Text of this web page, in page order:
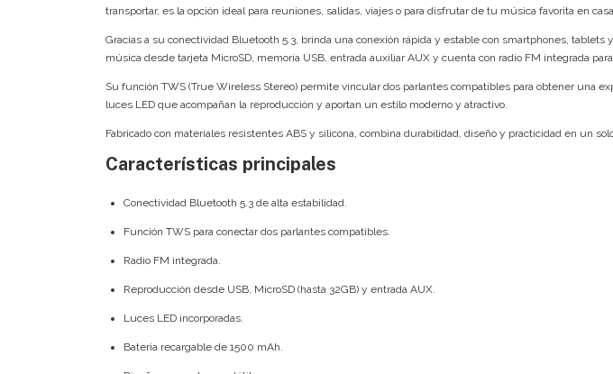
transportar, es la opción ideal para reuniones, salidas, viajes o para disfrutar de tu música favorita en
Gracias a su conectividad Bluetooth 5.3, brinda una conexión rápida y estable con smartphones,
música desde tarjeta MicroSD, memoria USB, entrada auxiliar AUX y cuenta con radio FM integrada
Su función TWS (True Wireless Stereo) permite vincular dos parlantes compatibles para obtener una
luces LED que acompañan la reproducción y aportan un estilo moderno y atractivo.
Fabricado con materiales resistentes ABS y silicona, combina durabilidad, diseño y practicidad en un
Características principales
Conectividad Bluetooth 5.3 de alta estabilidad.
Función TWS para conectar dos parlantes compatibles.
Radio FM integrada.
Reproducción desde USB, MicroSD (hasta 32GB) y entrada AUX.
Luces LED incorporadas.
Batería recargable de 1500 mAh.